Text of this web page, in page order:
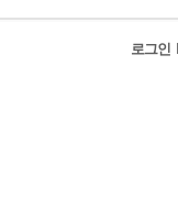
로그인 l